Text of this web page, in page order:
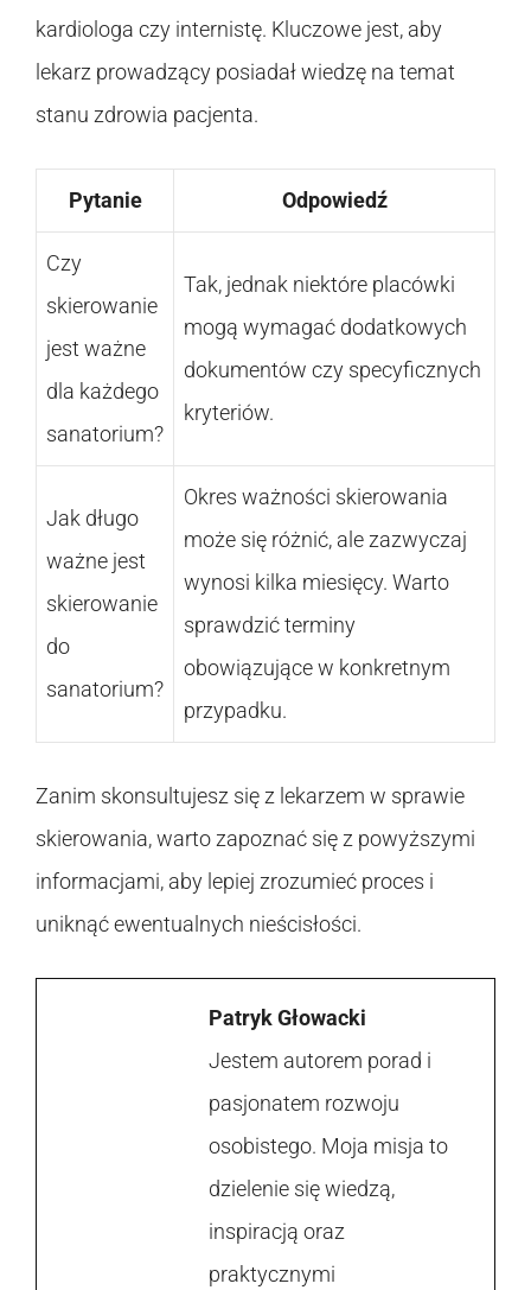
kardiologa czy internistę. Kluczowe jest, aby
lekarz prowadzący posiadał wiedzę na temat
stanu zdrowia pacjenta.
Pytanie Odpowiedź
Czy
skierowanie
jest ważne
dla każdego
sanatorium?
Tak, jednak niektóre placówki
mogą wymagać dodatkowych
dokumentów czy specyficznych
kryteriów.
Jak długo
ważne jest
skierowanie
do
sanatorium?
Okres ważności skierowania
może się różnić, ale zazwyczaj
wynosi kilka miesięcy. Warto
sprawdzić terminy
obowiązujące w konkretnym
przypadku.
Zanim skonsultujesz się z lekarzem w sprawie
skierowania, warto zapoznać się z powyższymi
informacjami, aby lepiej zrozumieć proces i
uniknąć ewentualnych nieścisłości.
Patryk Głowacki
Jestem autorem porad i
pasjonatem rozwoju
osobistego. Moja misja to
dzielenie się wiedzą,
inspiracją oraz
praktycznymi